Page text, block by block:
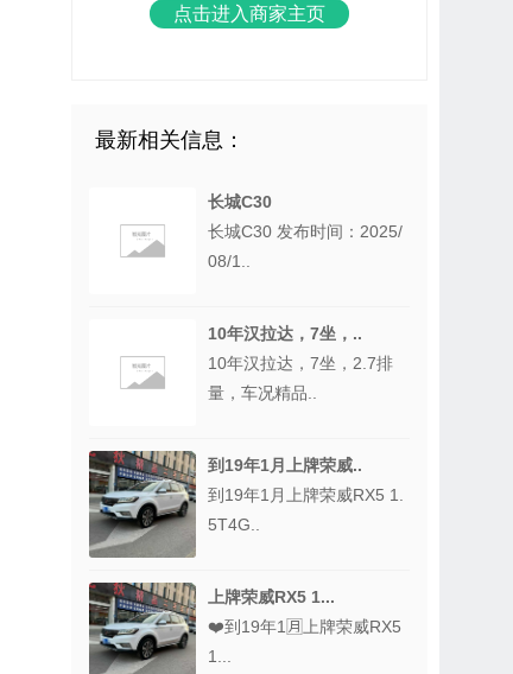
点击进入商家主页
最新相关信息：
长城C30
长城C30 发布时间：2025/
08/1..
10年汉拉达，7坐，..
10年汉拉达，7坐，2.7排
量，车况精品..
到19年1月上牌荣威..
到19年1月上牌荣威RX5 1.
5T4G..
上牌荣威RX5 1...
❤️到19年1🈷️上牌荣威RX5
1...